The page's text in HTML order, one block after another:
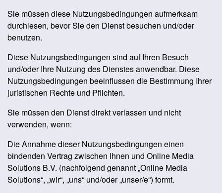
Sie müssen diese Nutzungsbedingungen aufmerksam
durchlesen, bevor Sie den Dienst besuchen und/oder
benutzen.
Diese Nutzungsbedingungen sind auf Ihren Besuch
und/oder Ihre Nutzung des Dienstes anwendbar. Diese
Nutzungsbedingungen beeinflussen die Bestimmung Ihrer
juristischen Rechte und Pflichten.
Sie müssen den Dienst direkt verlassen und nicht
verwenden, wenn:
Die Annahme dieser Nutzungsbedingungen einen
bindenden Vertrag zwischen Ihnen und Online Media
Solutions B.V. (nachfolgend genannt „Online Media
Solutions“, „wir“, „uns“ und/oder „unser/e“) formt.